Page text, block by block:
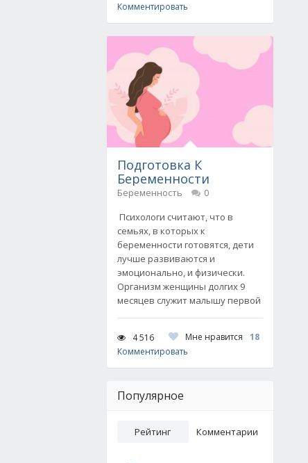
Комментировать
Подготовка К
Беременности
Беременность
0
Психологи считают, что в
семьях, в которых к
беременности готовятся, дети
лучше развиваются и
эмоционально, и физически.
Организм женщины долгих 9
месяцев служит малышу первой
4 516 Мне нравится
18
Комментировать
Популярное
Рейтинг Комментарии